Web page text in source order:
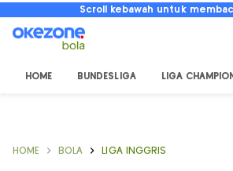
Scroll kebawah untuk
HOME BUNDESLIGA LIGA
HOME BOLA LIGA INGGRIS